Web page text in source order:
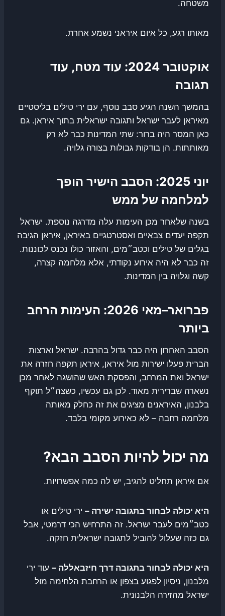
משטחה.
מאותו רגע, כל איום איראני נשמע אחרת.
אוקטובר 2024: עוד מטח, עוד
תגובה
בהמשך השנה הגיע סבב נוסף, עם ירי טילים בליסטיים
מאיראן לעבר ישראל ותגובה ישראלית בתוך איראן. גם
כאן המסר היה ברור: שתי המדינות כבר לא רק
מאותתות. הן בודקות גבולות בצורה גלויה.
יוני 2025: הסבב הישיר הופך
למלחמה של ממש
בשנה שלאחר מכן העימות עלה מדרגה נוספת. ישראל
תקפה יעדים צבאיים ואסטרטגיים באיראן, איראן הגיבה
בגלים של טילים וכטב״מים, והאזור כולו נכנס לכוננות.
זה כבר לא היה אירוע נקודתי, אלא מלחמה קצרה,
קשה וגלויה בין המדינות.
פברואר–מאי 2026: העימות הרחב
ביותר
הסבב האחרון היה כבר גדול בהרבה. ישראל וארצות
הברית פעלו ישירות מול איראן, איראן תקפה חזרה את
ישראל ואת המרחב, והפסקת האש שהושגה לאחר מכן
נשארה שברירית מאוד. לכן גם עכשיו, כשצה״ל תוקף
בלבנון, האיראנים מציגים את זה כחלק מאותה
מלחמה רחבה – לא כאירוע מקומי בלבד.
מה יכול להיות הסבב הבא?
אם איראן תחליט להגיב, יש לה כמה אפשרויות.
היא יכולה לבחור בתגובה ישירה – ירי טילים או
כטב״מים לעבר ישראל. זה התרחיש הכי דרמטי, אבל
גם כזה שעלול להוביל לתגובה ישראלית חזקה.
היא יכולה לבחור בתגובה דרך חיזבאללה – עוד ירי
מלבנון, ניסיון לפגוע בצפון או הרחבת הלחימה מול
ישראל מהזירה הלבנונית.